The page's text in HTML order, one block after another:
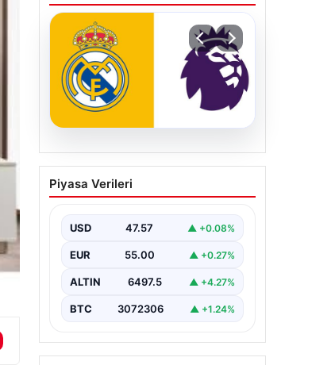
04.08.2026
Premier Lig ekibi 50
milyon Euro ödeyip
Piyasa Verileri
USD 47.57 ▲ +0.08%
EUR 55.00 ▲ +0.27%
ALTIN 6497.5 ▲ +4.27%
BTC 3072306 ▲ +1.24%